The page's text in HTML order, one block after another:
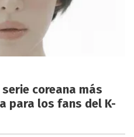
coreana más
para los fans del K-